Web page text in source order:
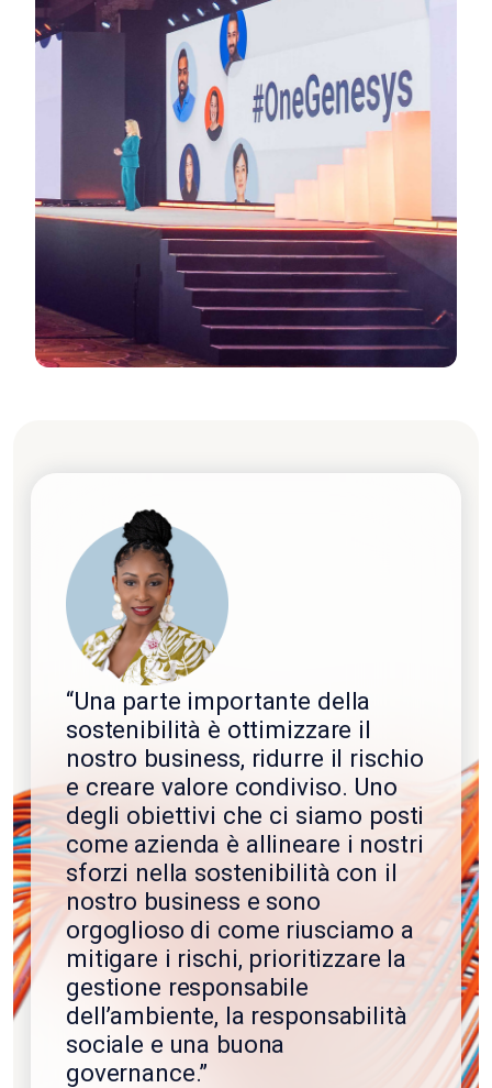
“Una parte importante della
sostenibilità è ottimizzare il
nostro business, ridurre il rischio
e creare valore condiviso. Uno
degli obiettivi che ci siamo posti
come azienda è allineare i nostri
sforzi nella sostenibilità con il
nostro business e sono
orgoglioso di come riusciamo a
mitigare i rischi, prioritizzare la
gestione responsabile
dell’ambiente, la responsabilità
sociale e una buona
governance.”